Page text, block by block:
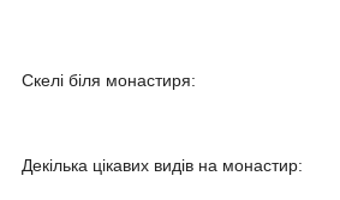
Скелі біля монастиря:
Декілька цікавих видів на монастир: